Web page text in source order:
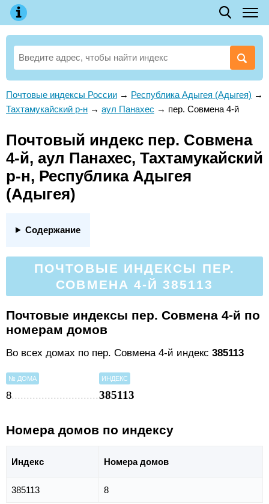
Почтовые индексы России → Республика Адыгея (Адыгея) →
Тахтамукайский р-н → аул Панахес → пер. Совмена 4-й
Почтовый индекс пер. Совмена
4-й, аул Панахес, Тахтамукайский
р-н, Республика Адыгея
(Адыгея)
Содержание
ПОЧТОВЫЕ ИНДЕКСЫ ПЕР.
СОВМЕНА 4-Й 385113
Почтовые индексы пер. Совмена 4-й по
номерам домов
Во всех домах по пер. Совмена 4-й индекс 385113
№ ДОМА ИНДЕКС
8 385113
Номера домов по индексу
Индекс Номера домов
385113 8